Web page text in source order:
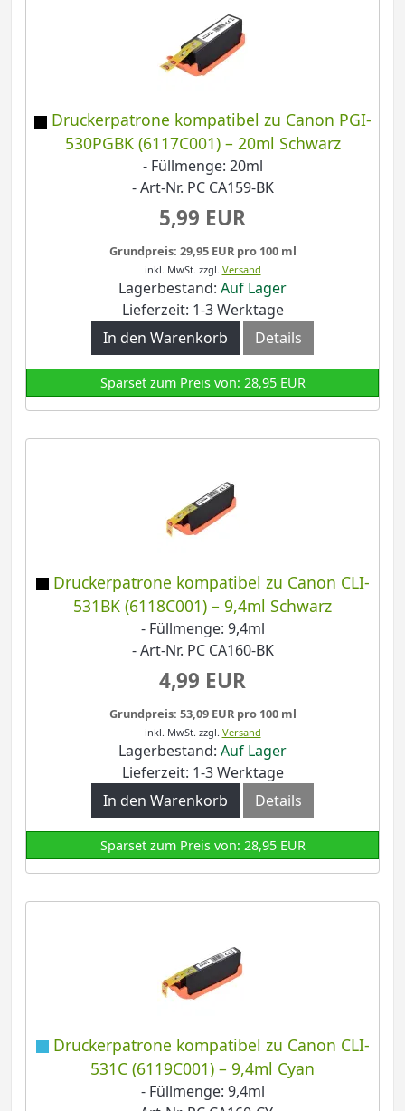
Druckerpatrone kompatibel zu Canon PGI-
530PGBK (6117C001) – 20ml Schwarz
- Füllmenge: 20ml
- Art-Nr. PC CA159-BK
5,99 EUR
Grundpreis: 29,95 EUR pro 100 ml
inkl. MwSt. zzgl. Versand
Lagerbestand: Auf Lager
Lieferzeit: 1-3 Werktage
In den Warenkorb
Details
Sparset zum Preis von: 28,95 EUR
Druckerpatrone kompatibel zu Canon CLI-
531BK (6118C001) – 9,4ml Schwarz
- Füllmenge: 9,4ml
- Art-Nr. PC CA160-BK
4,99 EUR
Grundpreis: 53,09 EUR pro 100 ml
inkl. MwSt. zzgl. Versand
Lagerbestand: Auf Lager
Lieferzeit: 1-3 Werktage
In den Warenkorb
Details
Sparset zum Preis von: 28,95 EUR
Druckerpatrone kompatibel zu Canon CLI-
531C (6119C001) – 9,4ml Cyan
- Füllmenge: 9,4ml